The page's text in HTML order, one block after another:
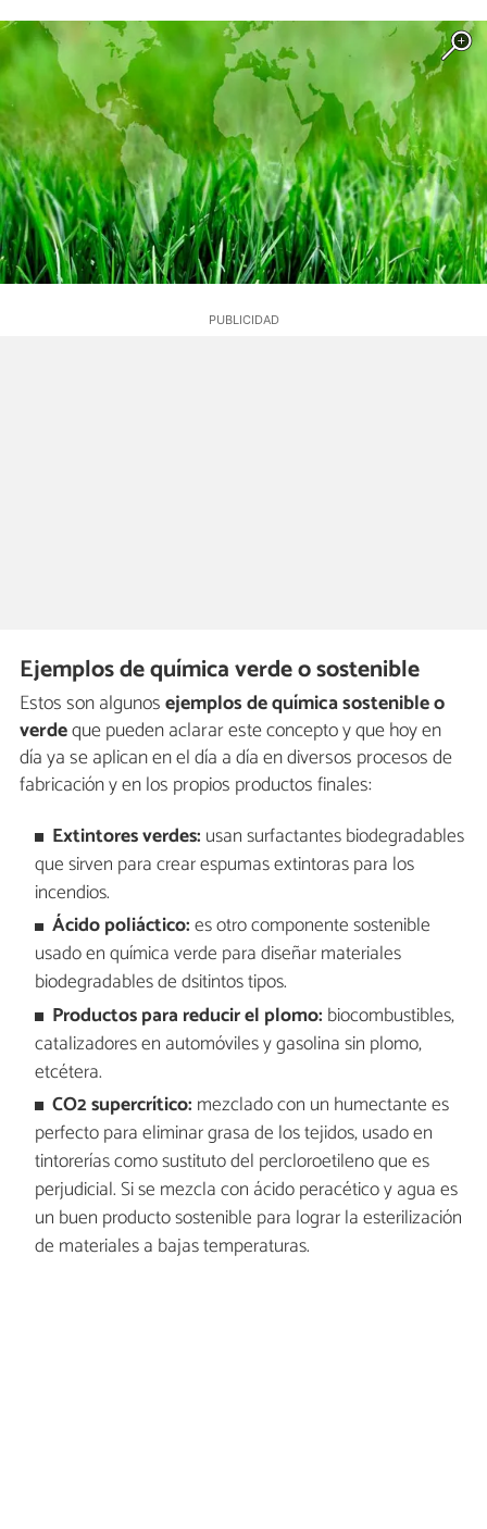
Ejemplos de química verde o sostenible
Estos son algunosejemplos de química sostenible o
verdeque pueden aclarar este concepto y que hoy en
día ya se aplican en el día a día en diversos procesos de
fabricación y en los propios productos finales:
Extintores verdes: usan surfactantes biodegradables
que sirven para crear espumas extintoras para los
incendios.
Ácido poliáctico:es otro componente sostenible
usado en química verde para diseñar materiales
biodegradables de dsitintos tipos.
Productos para reducir el plomo: biocombustibles,
catalizadores en automóviles y gasolina sin plomo,
etcétera.
CO2 supercrítico: mezclado con un humectante es
perfecto para eliminar grasa de los tejidos, usado en
tintorerías como sustituto del percloroetileno que es
perjudicial. Si se mezcla con ácido peracético y agua es
un buen producto sostenible para lograr la esterilización
de materiales a bajas temperaturas.